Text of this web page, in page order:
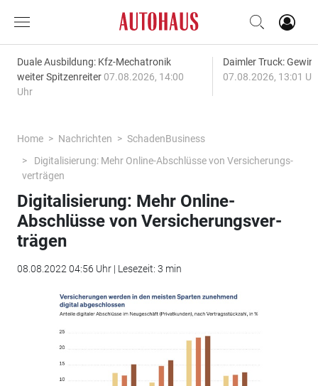
Duale Ausbildung: Kfz-Mechatronik
weiter Spitzenreiter 07.08.2026, 14:00
Uhr
Daimler Truck:
07.08.2026, 13:01
Home Nachrichten
SchadenBusiness
Digi­ta­li­sie­rung: Mehr Online-Abschlüsse von Ver­si­che­rungs­
ver­trä­gen
Digi­ta­li­sie­rung: Mehr Online-
Abschlüsse von Ver­si­che­rungs­ver­
trä­gen
08.08.2022 04:56 Uhr | Lesezeit: 3 min